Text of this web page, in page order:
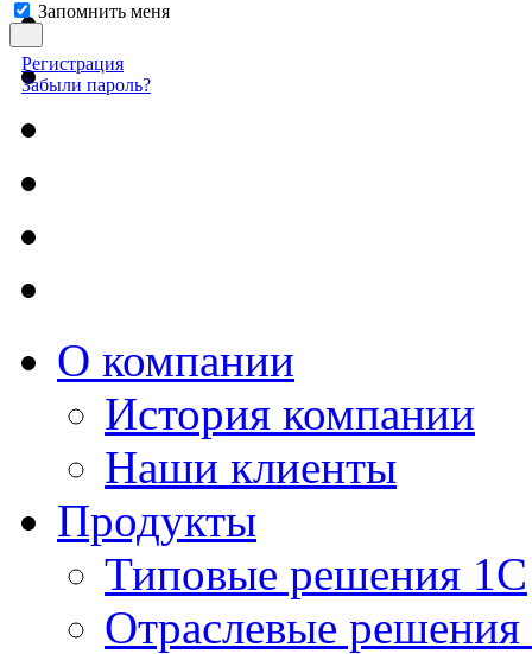
Запомнить меня
Регистрация
Забыли пароль?
О компании
История компании
Наши клиенты
Продукты
Типовые решения 1С
Отраслевые